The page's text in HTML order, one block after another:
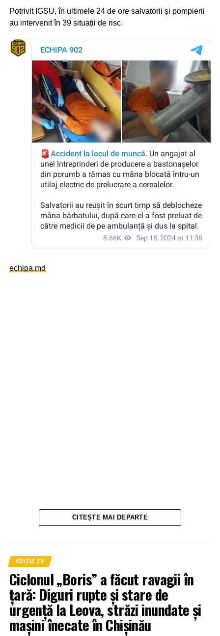
Potrivit IGSU, în ultimele 24 de ore salvatorii și pompierii
au intervenit în 39 situații de risc.
echipa.md
CITEȘTE MAI DEPARTE
EDIȚIE TV
Ciclonul „Boris” a făcut ravagii în
țară: Diguri rupte și stare de
urgență la Leova, străzi inundate și
mașini înecate în Chișinău